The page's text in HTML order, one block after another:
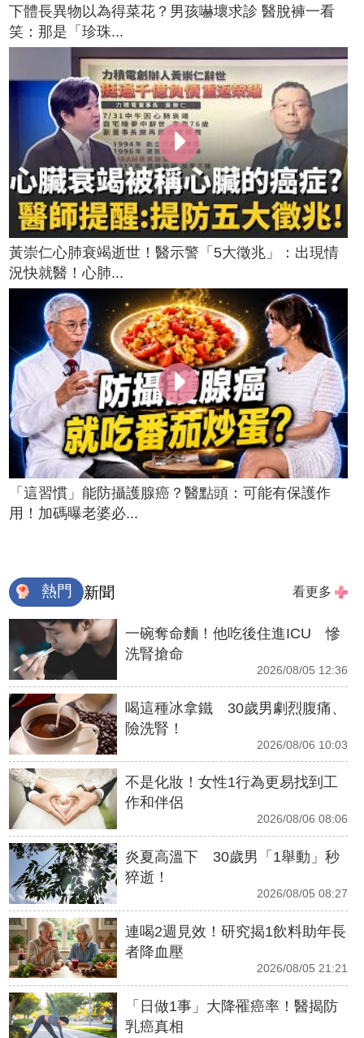
下體長異物以為得菜花？男孩嚇壞求診 醫脫褲一看
笑：那是「珍珠...
黃崇仁心肺衰竭逝世！醫示警「5大徵兆」：出現情
況快就醫！心肺...
「這習慣」能防攝護腺癌？醫點頭：可能有保護作
用！加碼曝老婆必...
熱門 新聞 看更多
一碗奪命麵！他吃後住進ICU 慘
洗腎搶命
2026/08/05 12:36
喝這種冰拿鐵 30歲男劇烈腹痛、
險洗腎！
2026/08/06 10:03
不是化妝！女性1行為更易找到工
作和伴侶
2026/08/06 08:06
炎夏高溫下 30歲男「1舉動」秒
猝逝！
2026/08/05 08:27
連喝2週見效！研究揭1飲料助年長
者降血壓
2026/08/05 21:21
「日做1事」大降罹癌率！醫揭防
乳癌真相